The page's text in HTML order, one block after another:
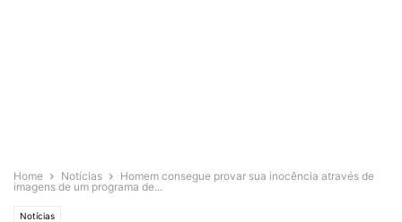
Home Notícias
Homem consegue provar sua inocência através de
imagens de um programa de...
Notícias